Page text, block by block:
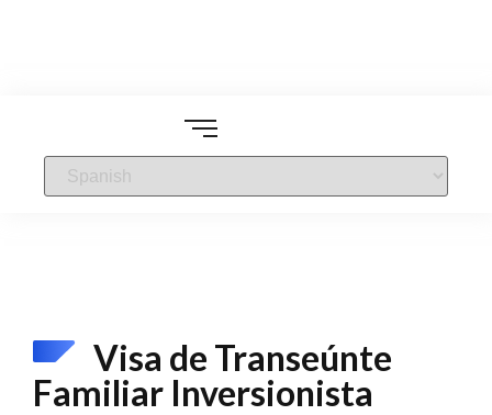
Visa de Transeúnte
Familiar Inversionista